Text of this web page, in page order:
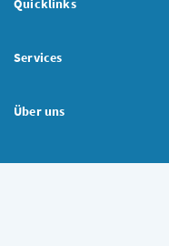
Quicklinks
Services
Über uns